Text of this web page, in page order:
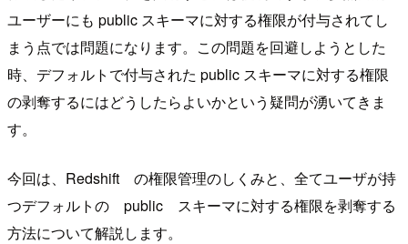
ユーザーにも public スキーマに対する権限が付与されてし
まう点では問題になります。この問題を回避しようとした
時、デフォルトで付与された public スキーマに対する権限
の剥奪するにはどうしたらよいかという疑問が湧いてきま
す。
今回は、Redshift の権限管理のしくみと、全てユーザが持
つデフォルトの public スキーマに対する権限を剥奪する
方法について解説します。